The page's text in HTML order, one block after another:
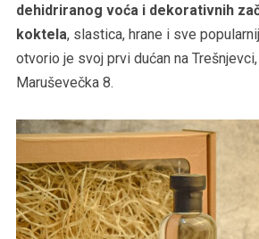
dehidriranog voća i dekorativnih
koktela, slastica, hrane i sve
otvorio je svoj prvi dućan na
Maruševečka 8.